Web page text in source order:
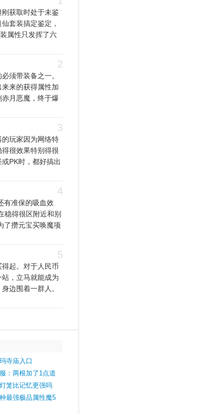
获取时处于未鉴
套装搞定鉴定，
属性只发挥了六
2
须带装备之一。
来的获得属性加
月恶魔，终于爆
3
玩家因为网络特
很效果特别得很
PK时，都好搞出
4
有准保的吸血效
稳得很区附近和别
了攒元宝买唤魔项
5
起。对于人民币
，立马就能成为
边围着一群人。
寺庙入口
：两根加了1点道
笼比记忆更强吗
最强极品属性魔5